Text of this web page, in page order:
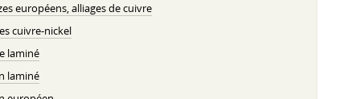
européens, alliages de cuivre
cuivre-nickel
laminé
laminé